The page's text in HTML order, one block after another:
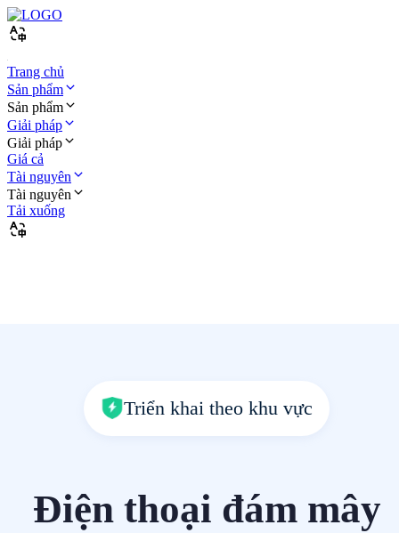
Trang chủ
Sản phẩm
Sản phẩm
Giải pháp
Giải pháp
Giá cả
Tài nguyên
Tài nguyên
Tải xuống
Triển khai theo khu vực
Điện thoại đám mây